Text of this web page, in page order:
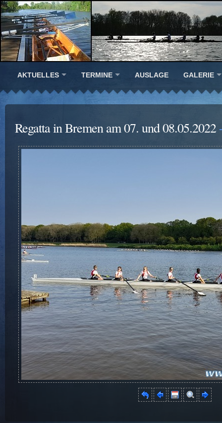
AKTUELLES TERMINE AUSLAGE GALERIE
Regatta in Bremen am 07. und 08.05.2022